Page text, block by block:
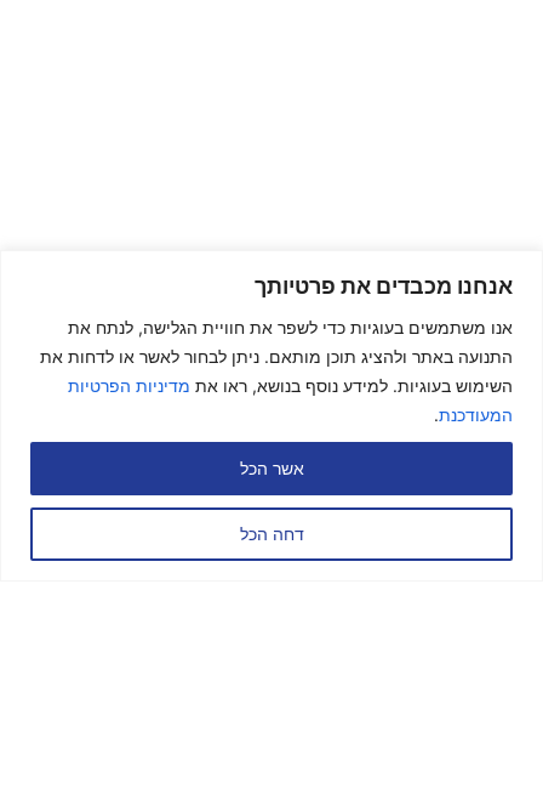
אנחנו מכבדים את פרטיותך
אנו משתמשים בעוגיות כדי לשפר את חוויית הגלישה, לנתח את
התנועה באתר ולהציג תוכן מותאם. ניתן לבחור לאשר או לדחות את
השימוש בעוגיות. למידע נוסף בנושא, ראו את מדיניות הפרטיות
המעודכנת.
דחה הכל
אשר הכל
נפאלגאורגיהאזרבייג'ןטיבטארמניה